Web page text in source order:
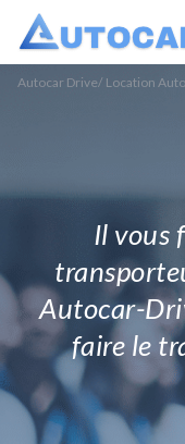
Autocar Drive/ Location
Il vous
Autocar-
faire le